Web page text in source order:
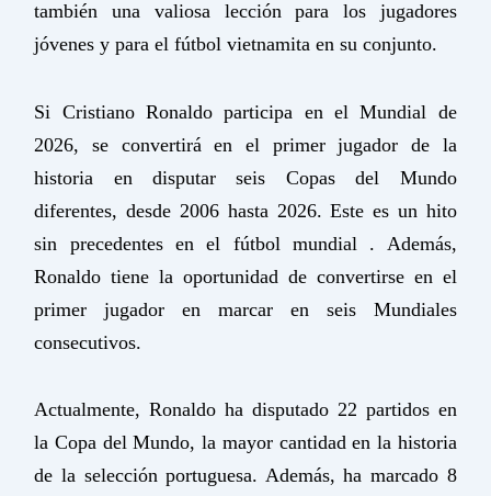
también una valiosa lección para los jugadores
jóvenes y para el fútbol vietnamita en su conjunto.
Si Cristiano Ronaldo participa en el Mundial de
2026, se convertirá en el primer jugador de la
historia en disputar seis Copas del Mundo
diferentes, desde 2006 hasta 2026. Este es un hito
sin precedentes en el fútbol mundial . Además,
Ronaldo tiene la oportunidad de convertirse en el
primer jugador en marcar en seis Mundiales
consecutivos.
Actualmente, Ronaldo ha disputado 22 partidos en
la Copa del Mundo, la mayor cantidad en la historia
de la selección portuguesa. Además, ha marcado 8